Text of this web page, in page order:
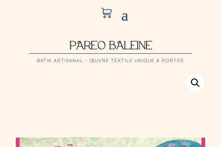
PAREO BALEINE
BATIK ARTISANAL · ŒUVRE TEXTILE UNIQUE À PORTER